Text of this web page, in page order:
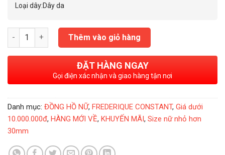
Loại dây:Dây da
Đồng Hồ Nữ Frederique Constant Carree FC-200MC16 số
Thêm vào giỏ hàng
ĐẶT HÀNG NGAY
Gọi điện xác nhận và giao hàng tận nơi
Danh mục: ĐỒNG HỒ NỮ, FREDERIQUE CONSTANT, Giá dưới
10.000.000đ, HÀNG MỚI VỀ, KHUYẾN MÃI, Size nữ nhỏ hơn
30mm